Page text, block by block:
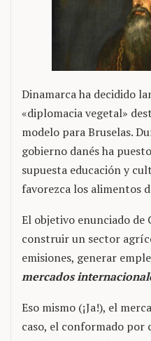
Dinamarca ha decidido
«diplomacia vegetal»
modelo para Bruselas.
gobierno danés ha
supuesta educación y
favorezca los alimentos
El objetivo enunciado de
construir un sector
emisiones, generar
mercados
Eso mismo (¡Ja!), el
caso, el conformado por